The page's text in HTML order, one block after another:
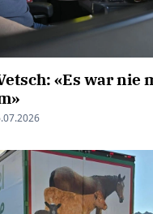
«Es war nie